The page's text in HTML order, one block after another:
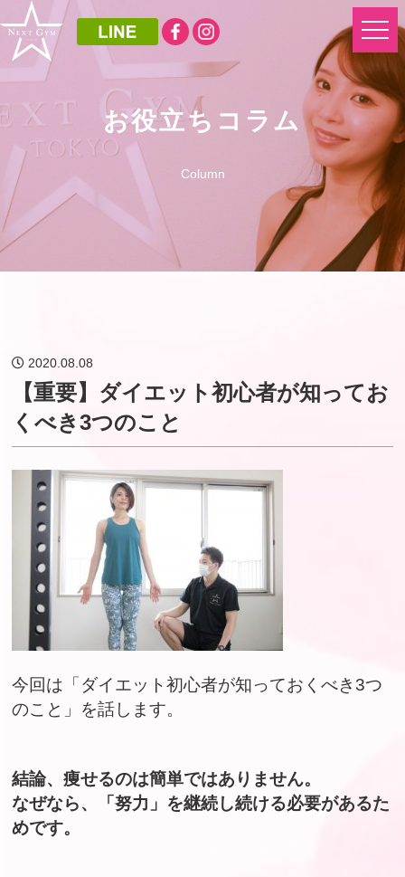
お役立ちコラム
Column
2020.08.08
【重要】ダイエット初心者が知ってお
くべき3つのこと
今回は「ダイエット初心者が知っておくべき3つ
のこと」を話します。
結論、痩せるのは簡単ではありません。
なぜなら、「努力」を継続し続ける必要があるた
めです。